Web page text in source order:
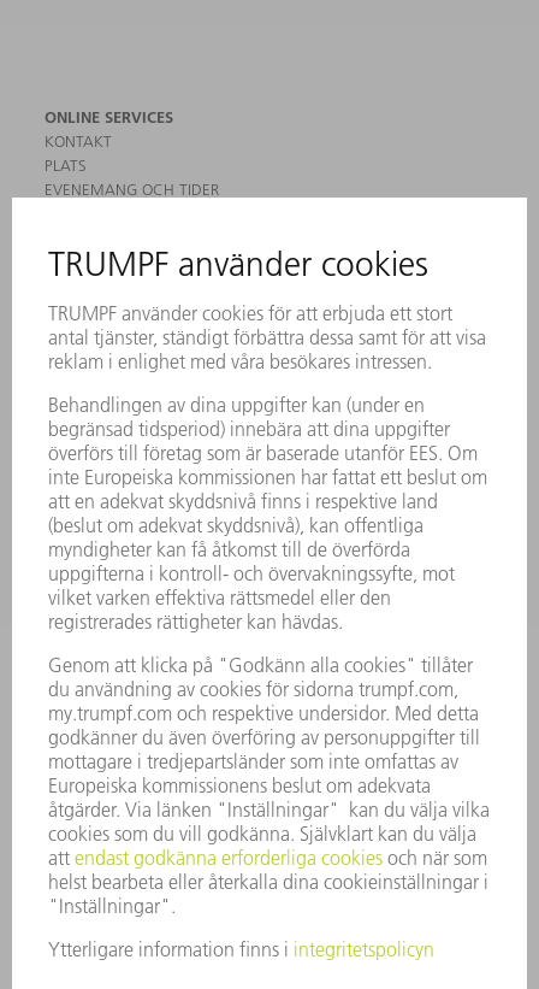
ONLINE SERVICES
KONTAKT
PLATS
EVENEMANG OCH TIDER
SÄKERHETSDATABLAD
MASKINER & SYSTEM
LASER
KRAFTELEKTRONIK
SMART FACTORY
MJUKVARA
SERVICES
TILLÄMPNINGAR
BRANSCHER
FÖRETAG
KARRIÄR
LEDIGA TJÄNSTER
FÖRETAGSPROFIL
STYRELSE
FÖRETAGSPRINCIPER
ÖVERENSSTÄMMELSE
RÅDGIVARSYSTEM
SECURITY
PRESSMEDDELANDEN
MAGASIN
HÅLLBARHET
MILJÖ & KLIMAT
SOCIALT & SAMHÄLLE
FÖRETAGSMANAGEMENT